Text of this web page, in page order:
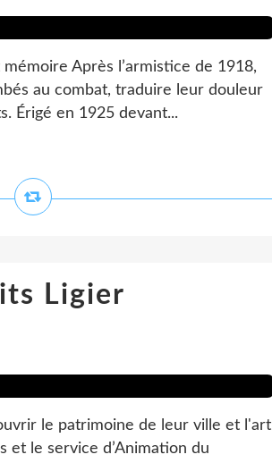
Après l’armistice de 1918,
au combat, traduire leur douleur
Érigé en 1925 devant...
Ligier
le patrimoine de leur ville et l'art
et le service d’Animation du